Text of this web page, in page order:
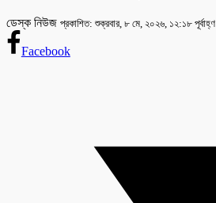
ডেস্ক নিউজ প্রকাশিত: শুক্রবার, ৮ মে, ২০২৬, ১২:১৮ পূর্বাহ্ণ
Facebook